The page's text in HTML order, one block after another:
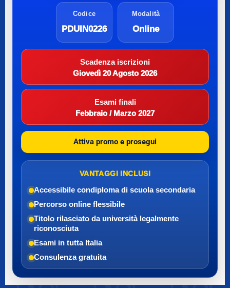
Codice
PDUIN0226
Modalità
Online
Scadenza iscrizioni
Giovedì 20 Agosto 2026
Esami finali
Febbraio / Marzo 2027
Attiva promo e prosegui
VANTAGGI INCLUSI
Accessibile condiploma di scuola secondaria
Percorso online flessibile
Titolo rilasciato da università legalmente
riconosciuta
Esami in tutta Italia
Consulenza gratuita